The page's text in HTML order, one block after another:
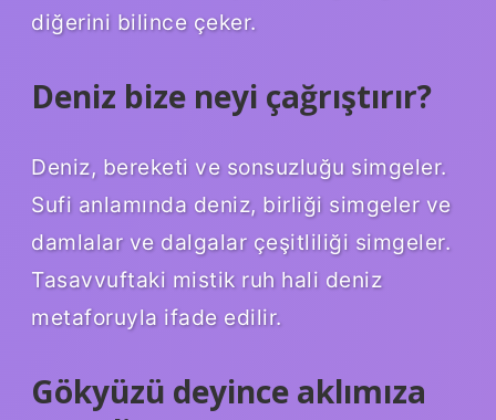
diğerini bilince çeker.
Deniz bize neyi çağrıştırır?
Deniz, bereketi ve sonsuzluğu simgeler.
Sufi anlamında deniz, birliği simgeler ve
damlalar ve dalgalar çeşitliliği simgeler.
Tasavvuftaki mistik ruh hali deniz
metaforuyla ifade edilir.
Gökyüzü deyince aklımıza